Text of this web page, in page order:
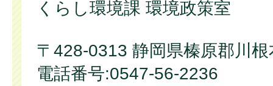
くらし環境課 環境政策室
〒428-0313 静岡県榛原郡川
電話番号:0547-56-2236